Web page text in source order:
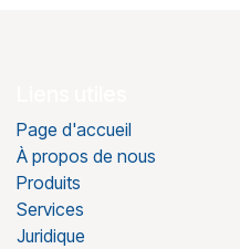
Page d'accueil
À propos de nous
Produits
Services
Juridique